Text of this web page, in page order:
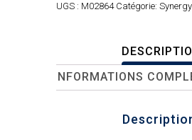
UGS : M02864 Catégorie: Synergy
INFORMATIONS